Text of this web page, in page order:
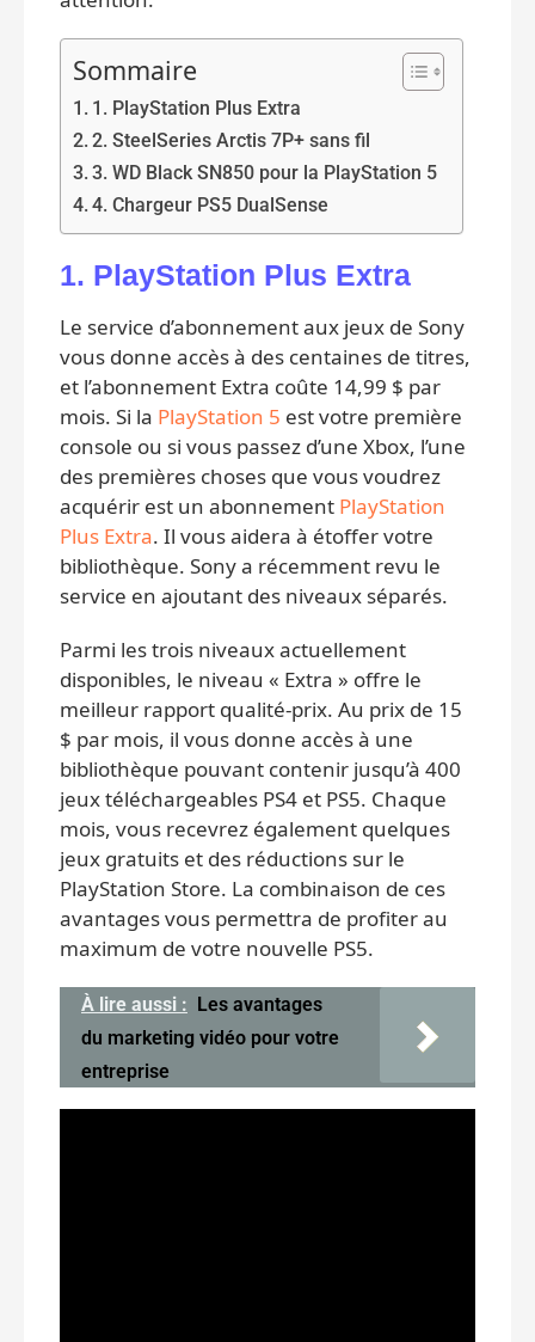
Sommaire
1. PlayStation Plus Extra
2. SteelSeries Arctis 7P+ sans fil
3. WD Black SN850 pour la PlayStation 5
4. Chargeur PS5 DualSense
1. PlayStation Plus Extra
Le service d’abonnement aux jeux de Sony
vous donne accès à des centaines de titres,
et l’abonnement Extra coûte 14,99 $ par
mois. Si la PlayStation 5 est votre première
console ou si vous passez d’une Xbox, l’une
des premières choses que vous voudrez
acquérir est un abonnement PlayStation
Plus Extra. Il vous aidera à étoffer votre
bibliothèque. Sony a récemment revu le
service en ajoutant des niveaux séparés.
Parmi les trois niveaux actuellement
disponibles, le niveau « Extra » offre le
meilleur rapport qualité-prix. Au prix de 15
$ par mois, il vous donne accès à une
bibliothèque pouvant contenir jusqu’à 400
jeux téléchargeables PS4 et PS5. Chaque
mois, vous recevrez également quelques
jeux gratuits et des réductions sur le
PlayStation Store. La combinaison de ces
avantages vous permettra de profiter au
maximum de votre nouvelle PS5.
À lire aussi : Les avantages
du marketing vidéo pour votre
entreprise